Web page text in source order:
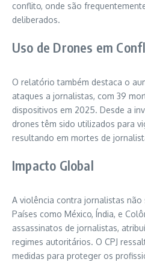
conflito, onde são
deliberados.
Uso de Drones em
O relatório também destaca o
ataques a jornalistas, com 39
dispositivos em 2025. Desde a
drones têm sido utilizados para
resultando em mortes de
Impacto Global
A violência contra jornalistas
Países como México, Índia, e
assassinatos de jornalistas,
regimes autoritários. O CPJ
medidas para proteger os